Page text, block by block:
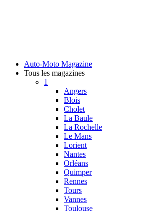
Auto-Moto Magazine
Tous les magazines
1
Angers
Blois
Cholet
La Baule
La Rochelle
Le Mans
Lorient
Nantes
Orléans
Quimper
Rennes
Tours
Vannes
Toulouse